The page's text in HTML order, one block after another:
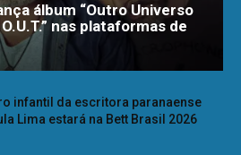
álbum “Outro Universo
nas plataformas de
infantil da escritora paranaense
Lima estará na Bett Brasil 2026